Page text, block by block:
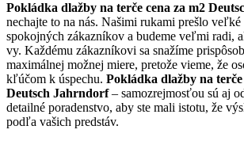
Pokládka dlažby na terče cena za m2
nechajte to na nás. Našimi rukami prešlo veľké
spokojných zákazníkov a budeme veľmi radi,
vy. Každému zákazníkovi sa snažíme
maximálnej možnej miere, pretože vieme, že
kľúčom k úspechu. Pokládka dlažby na terče
Deutsch Jahrndorf– samozrejmosťou sú aj
detailné poradenstvo, aby ste mali istotu, že
podľa vašich predstáv.